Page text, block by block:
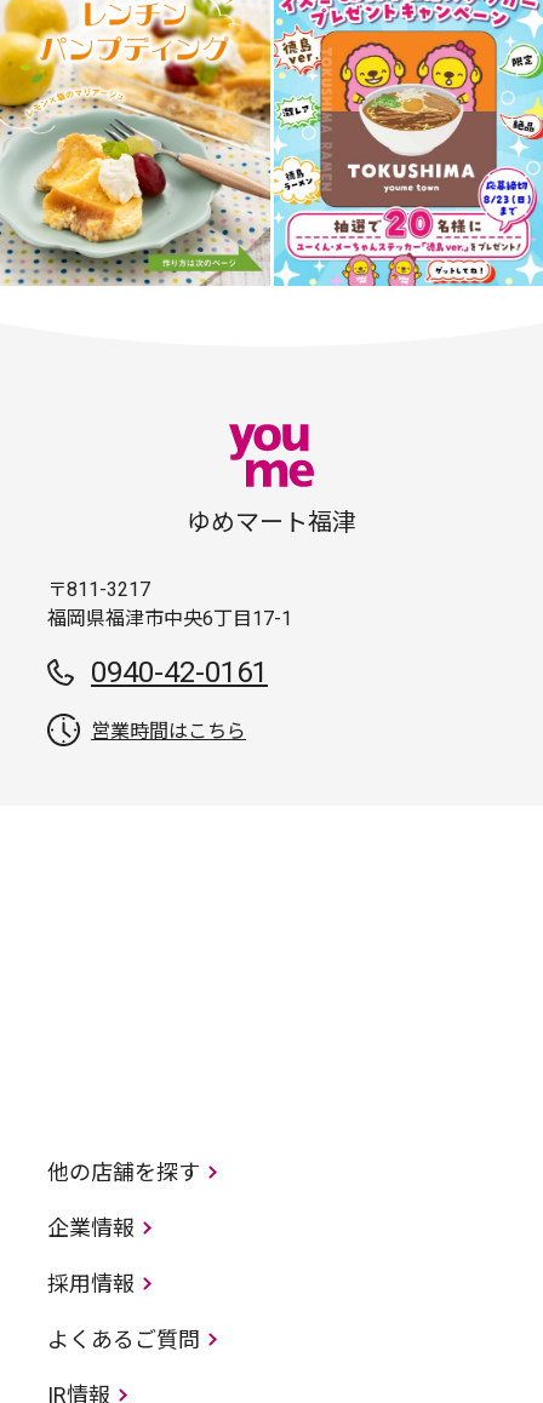
ゆめマート福津
〒811-3217
福岡県福津市中央6丁目17-1
0940-42-0161
営業時間はこちら
他の店舗を探す
企業情報
採用情報
よくあるご質問
IR情報